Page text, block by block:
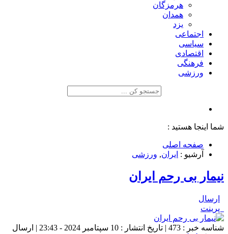
هرمزگان
همدان
یزد
اجتماعی
سیاسی
اقتصادی
فرهنگی
ورزشی
شما اینجا هستید :
صفحه اصلی
آرشیو : ایران, ورزشی
نیمار بی رحم ایران
ارسال
پرینت
شناسه خبر : 473 | تاریخ انتشار : 10 سپتامبر 2024 - 23:43 | ارسال